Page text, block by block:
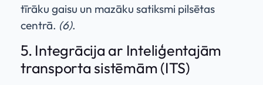
tīrāku gaisu un mazāku satiksmi pilsētas
centrā. (6).
5. Integrācija ar Inteliģentajām
transporta sistēmām (ITS)